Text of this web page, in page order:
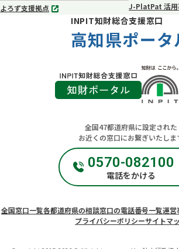
よろず支援拠点
別
J-PlatPat 活用
INPIT知財総合支援窓口
高知県ポータ
全国47都道府県に設定された
お近くの窓口にお繋ぎいたしま
0570-082100
電話をかける
全国窓口一覧各都道府県の相談窓口の電話番号一覧運営
プライバシーポリシーサイトマ